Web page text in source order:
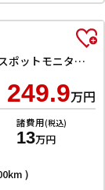
IS300h ナビ TV バックカメラ ブラインドスポットモニター クリアランスソナー レーンアシスト オートクルーズコントロール 衝突被害軽減システム アルミホイール LEDヘッドランプ パワーシート
249.9万円
諸費用(税込)
13万円
)